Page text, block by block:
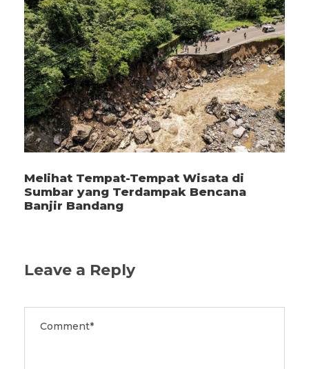
Melihat Tempat-Tempat Wisata di
Sumbar yang Terdampak Bencana
Banjir Bandang
Leave a Reply